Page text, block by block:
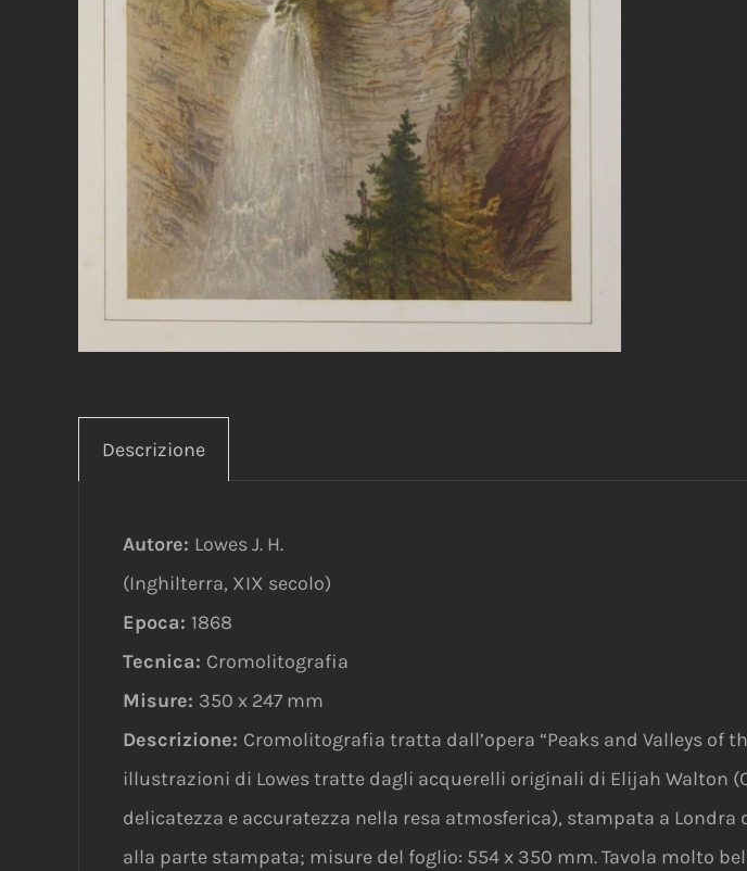
Descrizione
Autore: Lowes J. H.
(Inghilterra, XIX secolo)
Epoca: 1868
Tecnica: Cromolitografia
Misure: 350 x 247 mm
Descrizione: Cromolitografia tratta dall’opera “Peaks and Valleys of
illustrazioni di Lowes tratte dagli acquerelli originali di Elijah Walton
delicatezza e accuratezza nella resa atmosferica), stampata a Londra
alla parte stampata; misure del foglio: 554 x 350 mm. Tavola molto